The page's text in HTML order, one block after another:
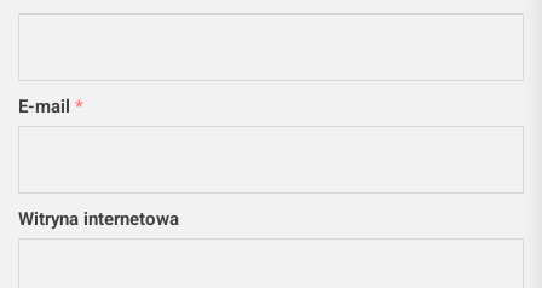
E-mail *
Witryna internetowa